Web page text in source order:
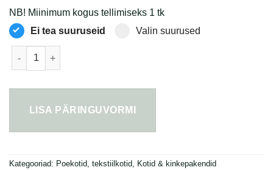
NB! Miinimum kogus tellimiseks 1 tk
Ei tea suuruseid
Valin suurused
LISA PÄRINGUVORMI
Kategooriad: Poekotid, tekstiilkotid, Kotid & kinkepakendid